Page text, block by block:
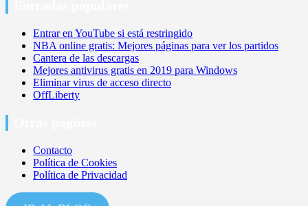
Entrar en YouTube si está restringido
NBA online gratis: Mejores páginas para ver los partidos
Cantera de las descargas
Mejores antivirus gratis en 2019 para Windows
Eliminar virus de acceso directo
OffLiberty
Contacto
Política de Cookies
Política de Privacidad